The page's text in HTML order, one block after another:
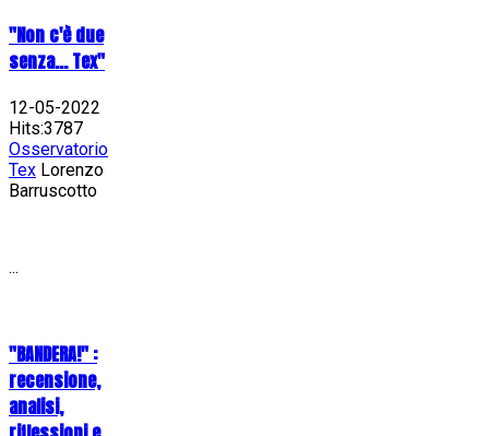
"Non c'è due
senza... Tex"
12-05-2022
Hits:3787
Osservatorio
Tex Lorenzo
Barruscotto
...
"BANDERA!" :
recensione,
analisi,